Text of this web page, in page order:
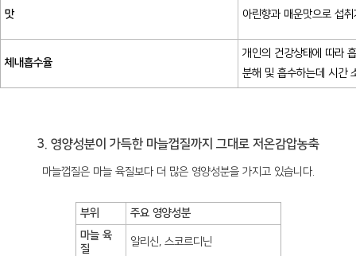
맛 아린향과 매운맛으로 섭
체내흡수율
개인의 건강상태에 따라
분해 및 흡수하는데 시간
3. 영양성분이 가득한 마늘껍질까지 그대로 저온감압농축
마늘껍질은 마늘 육질보다 더 많은 영양성분을 가지고 있습니다.
부위
주요 영양성분
마늘 육
질
알리신, 스코르디닌